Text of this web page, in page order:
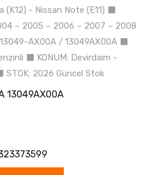
(K12) - Nissan Note (E11) ⬛
– 2005 – 2006 – 2007 – 2008
AX00A / 13049AX00A ⬛
⬛ KONUM: Devirdaim -
STOK: 2026 Güncel Stok
13049AX00A